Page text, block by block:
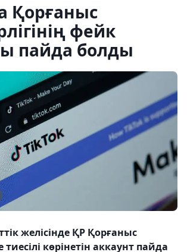
Қорғаныс
фейк
пайда болды
желісінде ҚР Қорғаныс
тиесілі көрінетін аккаунт пайда